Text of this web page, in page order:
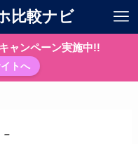
比較ナビ
ャンペーン実施中!!
トへ
–